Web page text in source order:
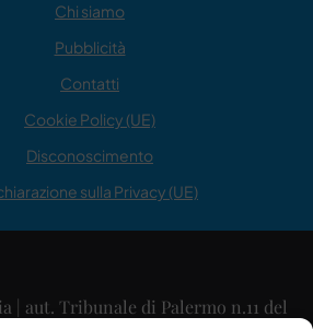
Chi siamo
Pubblicità
Contatti
Cookie Policy (UE)
Disconoscimento
sulla Privacy (UE)
aut. Tribunale di Palermo n.11 del